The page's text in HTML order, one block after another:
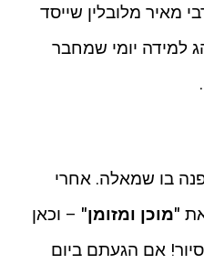
מאיר מלובלין שייסד
למידה יומי שמחבר
בו שמאלה. אחרי
"מוכן ומזומן" – וכאן
אם הגעתם ביום